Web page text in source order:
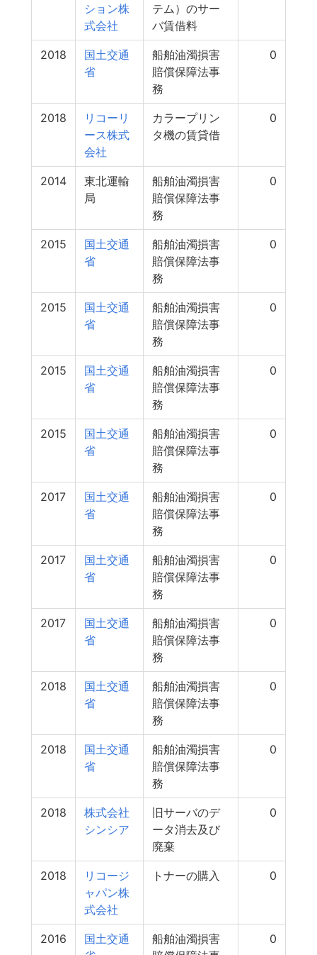
ション株
式会社
テム）のサー
バ賃借料
2018
国土交通
省
船舶油濁損害
賠償保障法事
務
0
2018
リコーリ
ース株式
会社
カラープリン
タ機の賃貸借
0
2014
東北運輸
局
船舶油濁損害
賠償保障法事
務
0
2015
国土交通
省
船舶油濁損害
賠償保障法事
務
0
2015
国土交通
省
船舶油濁損害
賠償保障法事
務
0
2015
国土交通
省
船舶油濁損害
賠償保障法事
務
0
2015
国土交通
省
船舶油濁損害
賠償保障法事
務
0
2017
国土交通
省
船舶油濁損害
賠償保障法事
務
0
2017
国土交通
省
船舶油濁損害
賠償保障法事
務
0
2017
国土交通
省
船舶油濁損害
賠償保障法事
務
0
2018
国土交通
省
船舶油濁損害
賠償保障法事
務
0
2018
国土交通
省
船舶油濁損害
賠償保障法事
務
0
2018
株式会社
シンシア
旧サーバのデ
ータ消去及び
廃棄
0
2018
リコージ
ャパン株
式会社
トナーの購入 0
2016
国土交通
船舶油濁損害
0